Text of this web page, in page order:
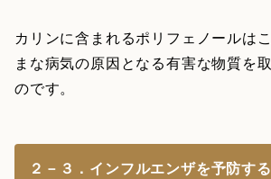
カリンに含まれるポリフェノールは
まな病気の原因となる有害な物質を
のです。
２－３．インフルエンザを予防する